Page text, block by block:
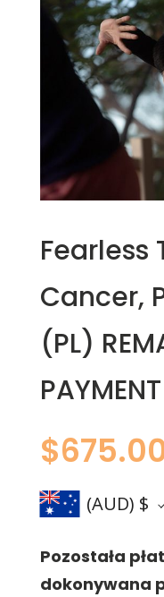
Fearless
Cancer,
(PL)
PAYMENT
$
(AUD) $
Pozostała
dokonywana